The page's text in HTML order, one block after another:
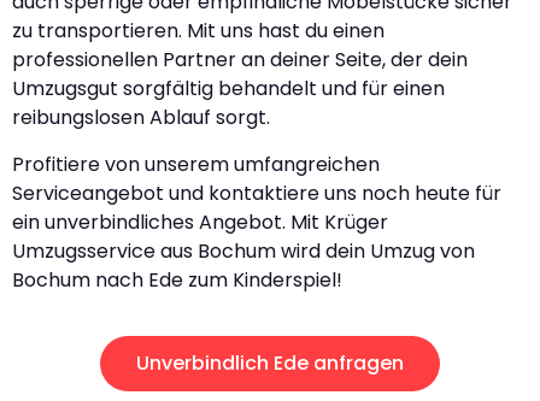
zu transportieren. Mit uns hast du einen
professionellen Partner an deiner Seite, der dein
Umzugsgut sorgfältig behandelt und für einen
reibungslosen Ablauf sorgt.
Profitiere von unserem umfangreichen
Serviceangebot und kontaktiere uns noch heute für
ein unverbindliches Angebot. Mit Krüger
Umzugsservice aus Bochum wird dein Umzug von
Bochum nach Ede zum Kinderspiel!
Unverbindlich Ede anfragen